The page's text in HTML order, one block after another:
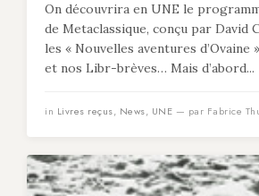
On découvrira en UNE le
de Metaclassique, conçu par David
les « Nouvelles aventures d’Ovaine
et nos Libr-brèves… Mais d’abord...
in Livres reçus, News, UNE — par Fabrice